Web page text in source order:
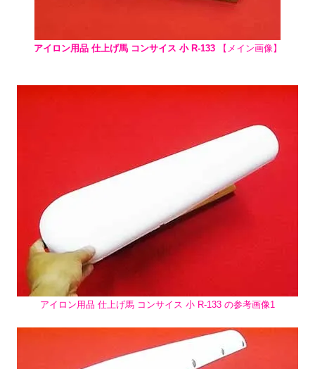
アイロン用品 仕上げ馬 コンサイス 小 R-133【メイン画像】
アイロン用品 仕上げ馬 コンサイス 小 R-133 の参考画像1